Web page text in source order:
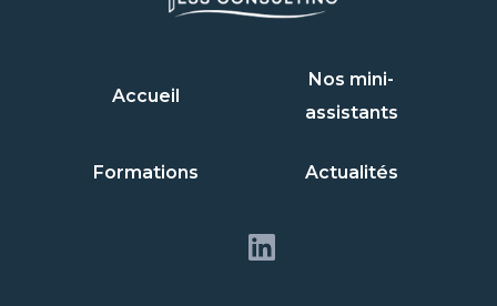
Accueil
Nos mini-
assistants
Formations Actualités